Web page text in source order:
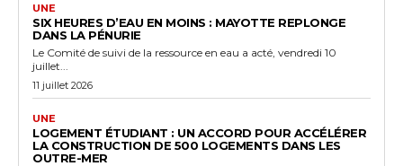
UNE
SIX HEURES D’EAU EN MOINS : MAYOTTE REPLONGE
DANS LA PÉNURIE
Le Comité de suivi de la ressource en eau a acté, vendredi 10
juillet...
11 juillet 2026
UNE
LOGEMENT ÉTUDIANT : UN ACCORD POUR ACCÉLÉRER
LA CONSTRUCTION DE 500 LOGEMENTS DANS LES
OUTRE-MER